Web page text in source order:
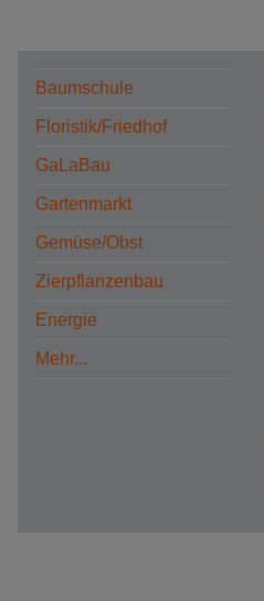
Baumschule
Floristik/Friedhof
GaLaBau
Gartenmarkt
Gemüse/Obst
Zierpflanzenbau
Energie
Mehr...